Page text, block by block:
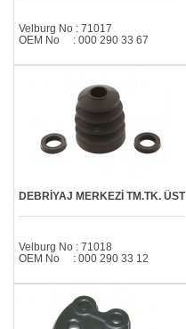
Velburg No : 71017
OEM No : 000 290 33 67
DEBRİYAJ MERKEZİ TM.TK. ÜST
Velburg No : 71018
OEM No : 000 290 33 12